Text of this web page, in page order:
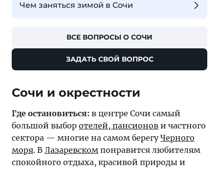
Чем заняться зимой в Сочи
ВСЕ ВОПРОСЫ О СОЧИ
ЗАДАТЬ СВОЙ ВОПРОС
Где остановиться: в центре Сочи самый
большой выбор отелей, пансионов и частного
сектора — многие на самом берегуЧерного
моря. В Лазаревском понравится любителям
спокойного отдыха, красивой природы и